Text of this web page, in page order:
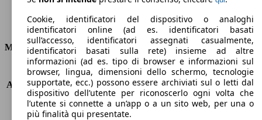
Ø 7.0 l/100km
Consumi
Motore e Prestazioni
KW (PS)
60 kW (82 PS)
Accelerazione (0-100 km/h) 13.1s
Velocità massima (km/h)
173 km/h
Numero di marce
5
Cookie, identificatori del dispositivo o analoghi
identificatori online (ad es. identificatori basati
sull’accesso, identificatori assegnati casualmente,
identificatori basati sulla rete) insieme ad altre
informazioni (ad es. tipo di browser e informazioni sul
browser, lingua, dimensioni dello schermo, tecnologie
supportate, ecc.) possono essere archiviati sul o letti dal
dispositivo dell’utente per riconoscerlo ogni volta che
l’utente si connette a un’app o a un sito web, per una o
più finalità qui presentate.